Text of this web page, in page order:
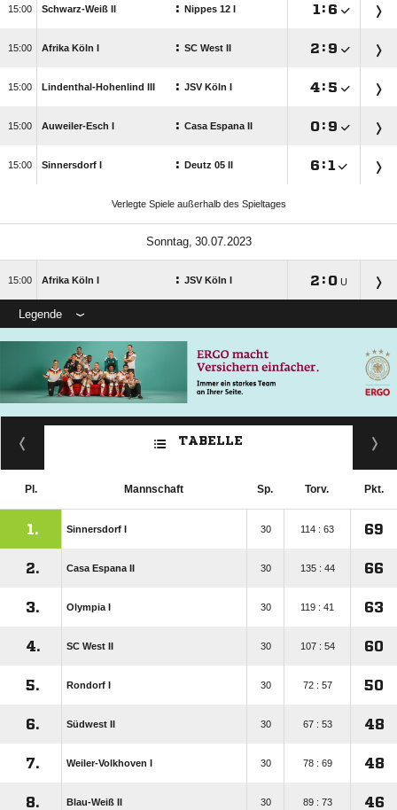
 Schwarz-Weiß II : Nippes 12 I  : 
 Afrika Köln I : SC West II  : 
 Lindenthal-Hohenlind III : JSV Köln I : 
 Auweiler-Esch I : Casa Espana II : 
 Sinnersdorf I : Deutz 05 II  :
Verlegte Spiele außerhalb des Spieltages
 
 Afrika Köln I : JSV Köln I  : U
Legende
TABELLE
Pl. Mannschaft Sp. Torv. Pkt.
1. Sinnersdorf I 30 114 : 63 69
2. Casa Espana II 30 135 : 44 66
3. Olympia I 30 119 : 41 63
4. SC West II 30 107 : 54 60
5. Rondorf I 30 72 : 57 50
6. Südwest II 30 67 : 53 48
7. Weiler-Volkhoven I 30 78 : 69 48
8. Blau-Weiß II 30 89 : 73 46